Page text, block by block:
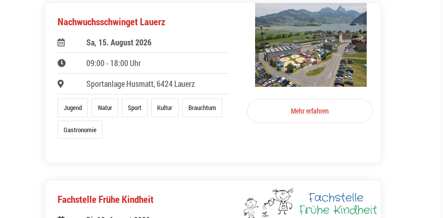
Nachwuchsschwinget Lauerz
Sa, 15. August 2026
09:00 - 18:00 Uhr
Sportanlage Husmatt, 6424 Lauerz
Jugend Natur Sport Kultur Brauchtum
Gastronomie
Mehr erfahren
Fachstelle Frühe Kindheit